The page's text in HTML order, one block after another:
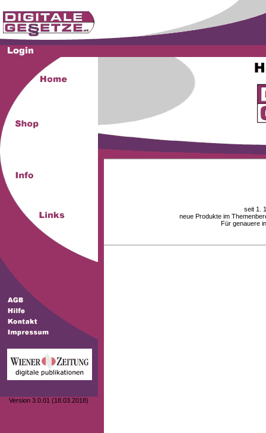
Version 3.0.01 (18.03.2018)
seit 1.
neue Produkte im
Für genauere